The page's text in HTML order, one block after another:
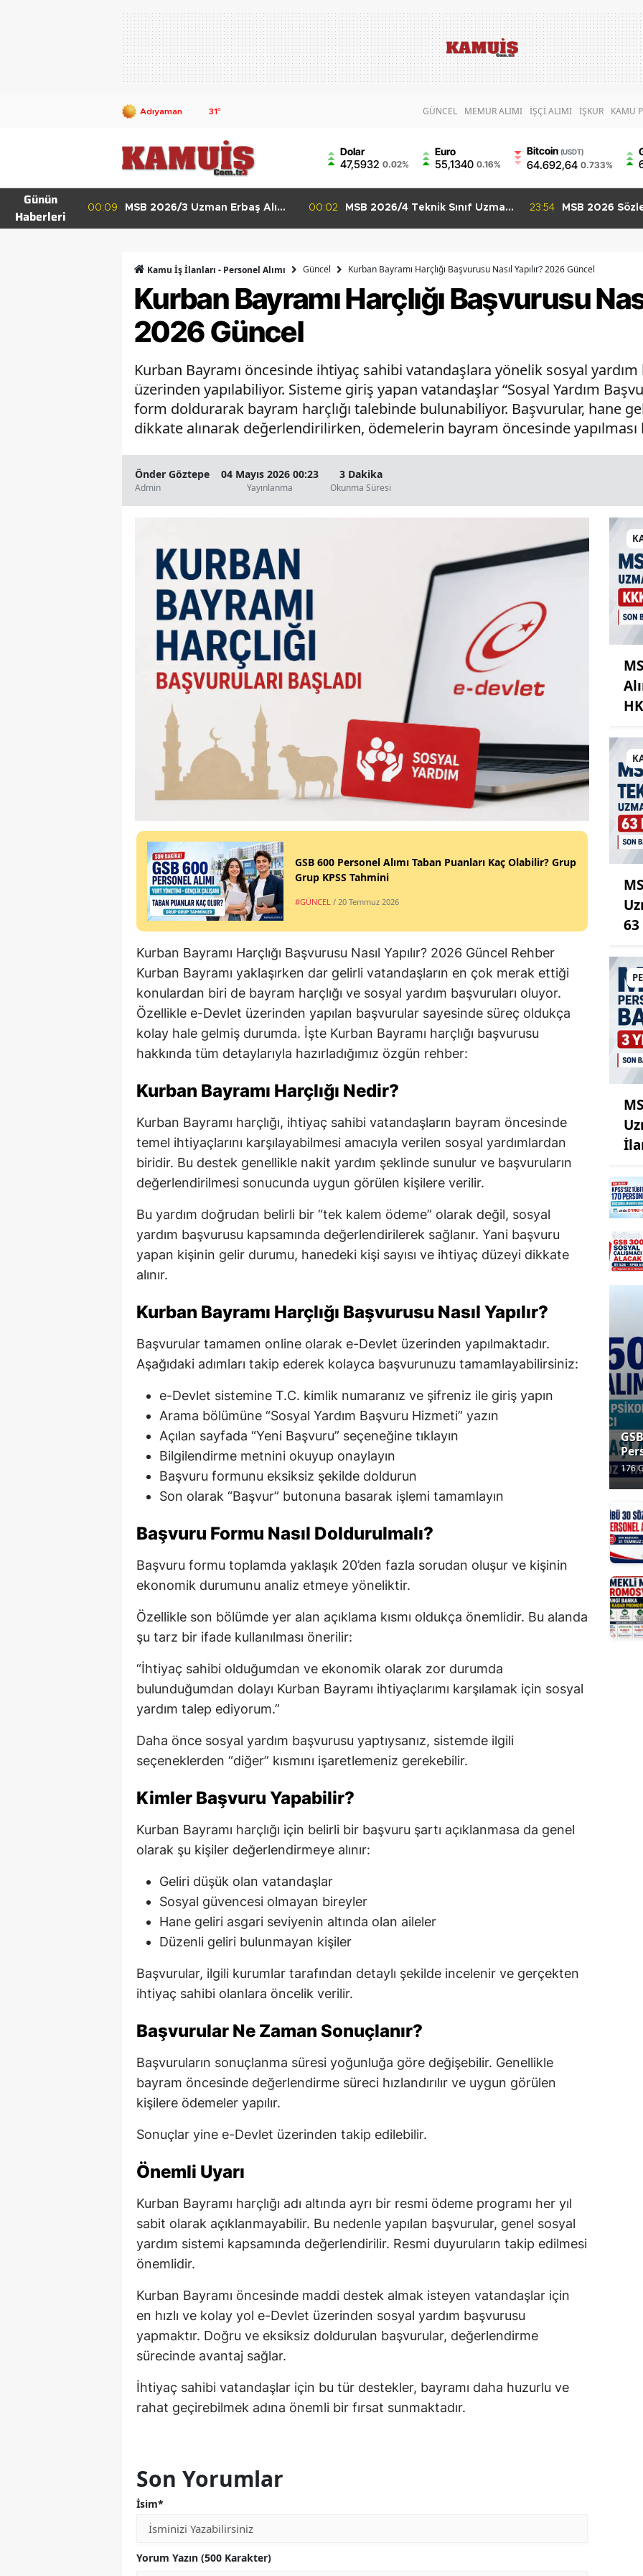
31° GÜNCEL MEMUR ALIMI İŞÇİ ALIMI İŞKUR KAMU
Dolar
47,5932 0.02%
Euro
55,1340 0.16%
Bitcoin (USDT)
64.692,64 0.733%
Günün
Haberleri
HKK
00:02
MSB 2026/4 Teknik Sınıf Uzman
23:54
MSB 2026 Sözleşmeli Er ve
01:36
GSB 550
Kamu İş İlanları - Personel Alımı Güncel Kurban Bayramı Harçlığı Başvurusu Nasıl Yapılır? 2026 Güncel
Kurban Bayramı Harçlığı Başvurusu
2026 Güncel
Kurban Bayramı öncesinde ihtiyaç sahibi vatandaşlara yönelik sosyal yardım
üzerinden yapılabiliyor. Sisteme giriş yapan vatandaşlar “Sosyal Yardım
form doldurarak bayram harçlığı talebinde bulunabiliyor. Başvurular, hane
dikkate alınarak değerlendirilirken, ödemelerin bayram öncesinde yapılması
Önder Göztepe
Admin
04 Mayıs 2026 00:23
Yayınlanma
3 Dakika
Okunma Süresi
GSB 600 Personel Alımı Taban Puanları Kaç Olabilir? Grup
Grup KPSS Tahmini
#GÜNCEL / 20 Temmuz 2026
Kurban Bayramı Harçlığı Başvurusu Nasıl Yapılır? 2026 Güncel Rehber
Kurban Bayramı yaklaşırken dar gelirli vatandaşların en çok merak ettiği
konulardan biri de bayram harçlığı ve sosyal yardım başvuruları oluyor.
Özellikle e-Devlet üzerinden yapılan başvurular sayesinde süreç oldukça
kolay hale gelmiş durumda. İşte Kurban Bayramı harçlığı başvurusu
hakkında tüm detaylarıyla hazırladığımız özgün rehber:
Kurban Bayramı Harçlığı Nedir?
Kurban Bayramı harçlığı, ihtiyaç sahibi vatandaşların bayram öncesinde
temel ihtiyaçlarını karşılayabilmesi amacıyla verilen sosyal yardımlardan
biridir. Bu destek genellikle nakit yardım şeklinde sunulur ve başvuruların
değerlendirilmesi sonucunda uygun görülen kişilere verilir.
Bu yardım doğrudan belirli bir “tek kalem ödeme” olarak değil, sosyal
yardım başvurusu kapsamında değerlendirilerek sağlanır. Yani başvuru
yapan kişinin gelir durumu, hanedeki kişi sayısı ve ihtiyaç düzeyi dikkate
alınır.
Kurban Bayramı Harçlığı Başvurusu Nasıl Yapılır?
Başvurular tamamen online olarak e-Devlet üzerinden yapılmaktadır.
Aşağıdaki adımları takip ederek kolayca başvurunuzu tamamlayabilirsiniz:
e-Devlet sistemine T.C. kimlik numaranız ve şifreniz ile giriş yapın
Arama bölümüne “Sosyal Yardım Başvuru Hizmeti” yazın
Açılan sayfada “Yeni Başvuru” seçeneğine tıklayın
Bilgilendirme metnini okuyup onaylayın
Başvuru formunu eksiksiz şekilde doldurun
Son olarak “Başvur” butonuna basarak işlemi tamamlayın
Başvuru Formu Nasıl Doldurulmalı?
Başvuru formu toplamda yaklaşık 20’den fazla sorudan oluşur ve kişinin
ekonomik durumunu analiz etmeye yöneliktir.
Özellikle son bölümde yer alan açıklama kısmı oldukça önemlidir. Bu alanda
şu tarz bir ifade kullanılması önerilir:
“İhtiyaç sahibi olduğumdan ve ekonomik olarak zor durumda
bulunduğumdan dolayı Kurban Bayramı ihtiyaçlarımı karşılamak için sosyal
yardım talep ediyorum.”
Daha önce sosyal yardım başvurusu yaptıysanız, sistemde ilgili
seçeneklerden “diğer” kısmını işaretlemeniz gerekebilir.
Kimler Başvuru Yapabilir?
Kurban Bayramı harçlığı için belirli bir başvuru şartı açıklanmasa da genel
olarak şu kişiler değerlendirmeye alınır:
Geliri düşük olan vatandaşlar
Sosyal güvencesi olmayan bireyler
Hane geliri asgari seviyenin altında olan aileler
Düzenli geliri bulunmayan kişiler
Başvurular, ilgili kurumlar tarafından detaylı şekilde incelenir ve gerçekten
ihtiyaç sahibi olanlara öncelik verilir.
Başvurular Ne Zaman Sonuçlanır?
Başvuruların sonuçlanma süresi yoğunluğa göre değişebilir. Genellikle
bayram öncesinde değerlendirme süreci hızlandırılır ve uygun görülen
kişilere ödemeler yapılır.
Sonuçlar yine e-Devlet üzerinden takip edilebilir.
Önemli Uyarı
Kurban Bayramı harçlığı adı altında ayrı bir resmi ödeme programı her yıl
sabit olarak açıklanmayabilir. Bu nedenle yapılan başvurular, genel sosyal
yardım sistemi kapsamında değerlendirilir. Resmi duyuruların takip edilmesi
önemlidir.
Kurban Bayramı öncesinde maddi destek almak isteyen vatandaşlar için
en hızlı ve kolay yol e-Devlet üzerinden sosyal yardım başvurusu
yapmaktır. Doğru ve eksiksiz doldurulan başvurular, değerlendirme
sürecinde avantaj sağlar.
İhtiyaç sahibi vatandaşlar için bu tür destekler, bayramı daha huzurlu ve
rahat geçirebilmek adına önemli bir fırsat sunmaktadır.
Son Yorumlar
İsim*
Yorum Yazın (500 Karakter)
60
176
hafta